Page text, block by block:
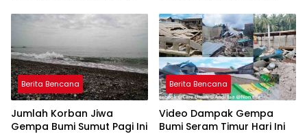
DAS
Berita Bencana
Jumlah Korban Jiwa
Gempa Bumi Sumut Pagi Ini
Berita Bencana
Video Dampak Gempa
Bumi Seram Timur Hari Ini